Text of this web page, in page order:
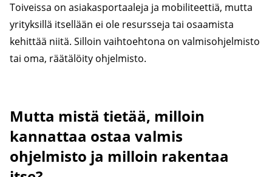
Toiveissa on asiakasportaaleja ja mobiliteettiä, mutta
yrityksillä itsellään ei ole resursseja tai osaamista
kehittää niitä. Silloin vaihtoehtona on valmisohjelmisto
tai oma, räätälöity ohjelmisto.
Mutta mistä tietää, milloin
kannattaa ostaa valmis
ohjelmisto ja milloin rakentaa